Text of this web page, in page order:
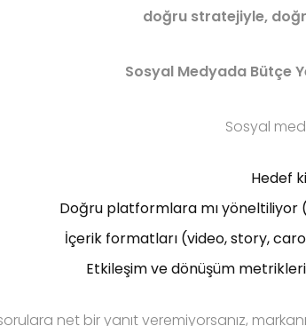
doğru stratejiyle,
Sosyal Medyada Bütçe
Sosyal
Hedef
Doğru platformlara mı yöneltiliyor
İçerik formatları (video, story,
Etkileşim ve dönüşüm
net bir yanıt veremiyorsanız,